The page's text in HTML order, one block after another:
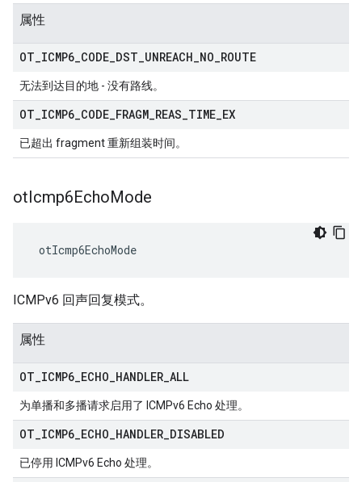
属性
OT ICMP6 CODE DST UNREACH NO ROUTE
无法到达目的地 - 没有路线。
OT ICMP6 CODE FRAGM REAS TIME EX
已超出 fragment 重新组装时间。
otIcmp6EchoMode
otIcmp6EchoMode
ICMPv6 回声回复模式。
属性
OT ICMP6 ECHO HANDLER ALL
为单播和多播请求启用了 ICMPv6 Echo 处理。
OT ICMP6 ECHO HANDLER DISABLED
已停用 ICMPv6 Echo 处理。